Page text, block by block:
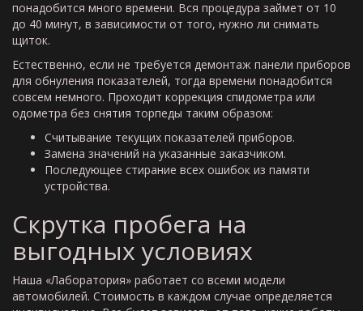
понадобится много времени. Вся процедура займет от 10
до 40 минут, в зависимости от того, нужно ли снимать
щиток.
Естественно, если не требуется демонтаж панели приборов
для обнуления показателей, тогда времени понадобится
совсем немного. Проходит коррекция спидометра или
одометра без снятия торпеды таким образом:
Считывание текущих показателей приборов.
Замена значений на указанные заказчиком.
Последующее стирание всех ошибок из памяти
устройства.
Скрутка пробега на
выгодных условиях
Наша «Лаборатория» работает со всеми модели
автомобилей. Стоимость в каждом случае определяется